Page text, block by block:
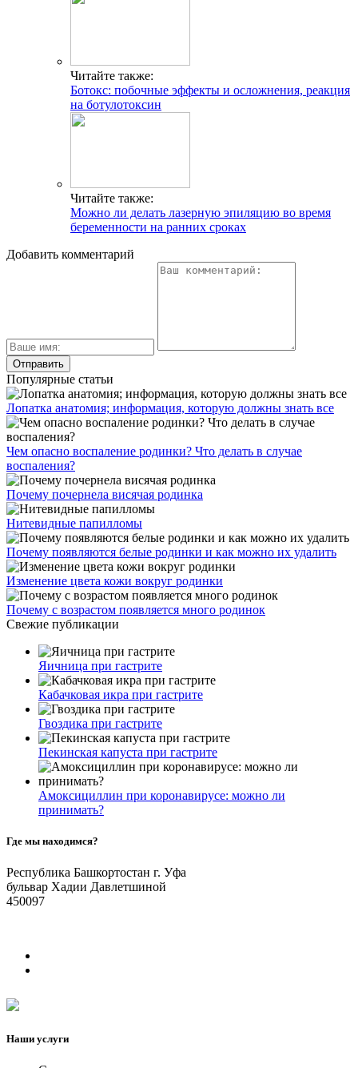
Читайте также:
Ботокс: побочные эффекты и осложнения, реакция
на ботулотоксин
Читайте также:
Можно ли делать лазерную эпиляцию во время
беременности на ранних сроках
Добавить комментарий
Популярные статьи
Лопатка анатомия; информация, которую должны знать все
Чем опасно воспаление родинки? Что делать в случае
воспаления?
Почему почернела висячая родинка
Нитевидные папилломы
Почему появляются белые родинки и как можно их удалить
Изменение цвета кожи вокруг родинки
Почему с возрастом появляется много родинок
Свежие публикации
Яичница при гастрите
Кабачковая икра при гастрите
Гвоздика при гастрите
Пекинская капуста при гастрите
Амоксициллин при коронавирусе: можно ли
принимать?
Где мы находимся?
Республика Башкортостан г. Уфа
бульвар Хадии Давлетшиной
450097
Наши услуги